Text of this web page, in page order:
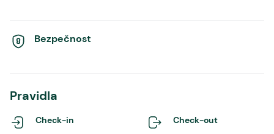
Bezpečnost
Pravidla
Check-in Check-out